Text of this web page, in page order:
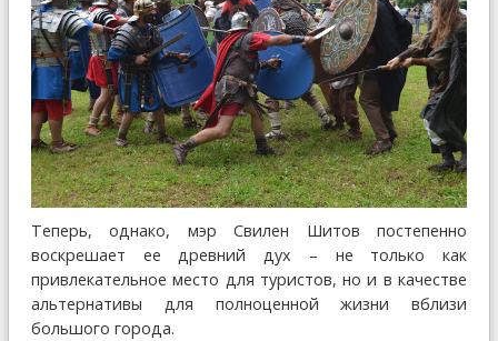
Теперь, однако, мэр Свилен Шитов постепенно
воскрешает ее древний дух – не только как
привлекательное место для туристов, но и в качестве
альтернативы для полноценной жизни вблизи
большого города.